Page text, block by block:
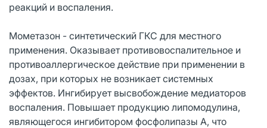
реакций и воспаления.
Мометазон - синтетический ГКС для местного
применения. Оказывает противовоспалительное и
противоаллергическое действие при применении в
дозах, при которых не возникает системных
эффектов. Ингибирует высвобождение медиаторов
воспаления. Повышает продукцию липомодулина,
являющегося ингибитором фосфолипазы А, что